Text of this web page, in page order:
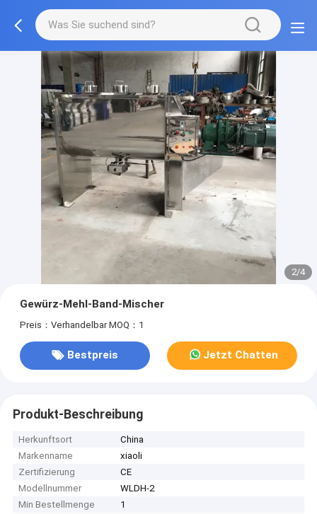
2/4
Gewürz-Mehl-Band-Mischer
Preis：Verhandelbar MOQ：1
Bestpreis Jetzt Chatten
Produkt-Beschreibung
Herkunftsort
China
Markenname
xiaoli
Zertifizierung
CE
Modellnummer
WLDH-2
Min Bestellmenge
1